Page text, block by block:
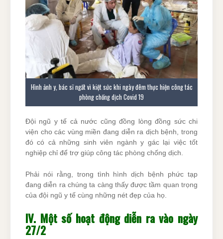
Hình ảnh y, bác sĩ ngất vì kiệt sức khi ngày đêm thực hiện công tác
phòng chống dịch Covid 19
Đội ngũ y tế cả nước cũng đồng lòng đồng sức chi
viện cho các vùng miền đang diễn ra dịch bệnh, trong
đó có cả những sinh viên ngành y gác lại việc tốt
nghiệp chỉ để trợ giúp công tác phòng chống dịch.
Phải nói rằng, trong tình hình dịch bệnh phức tạp
đang diễn ra chúng ta càng thấy được tầm quan trọng
của đội ngũ y tế cùng những nét đẹp của họ.
IV. Một số hoạt động diễn ra vào ngày
27/2